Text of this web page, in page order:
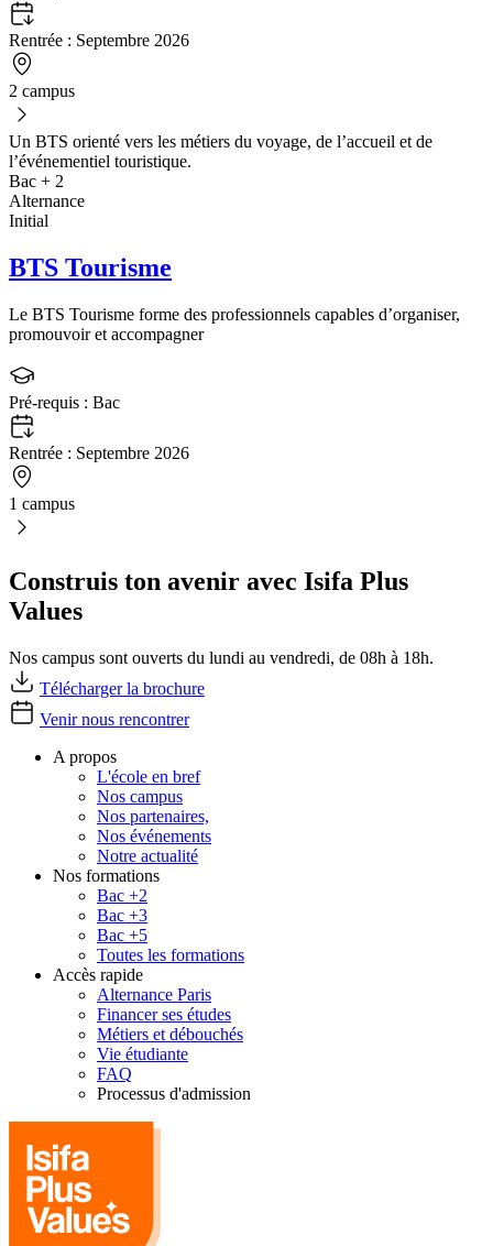
Rentrée : Septembre 2026
2 campus
Un BTS orienté vers les métiers du voyage, de l’accueil et de
l’événementiel touristique.
Bac + 2
Alternance
Initial
BTS Tourisme
Le BTS Tourisme forme des professionnels capables d’organiser,
promouvoir et accompagner
Pré-requis : Bac
Rentrée : Septembre 2026
1 campus
Construis ton avenir avec Isifa Plus
Values
Nos campus sont ouverts du lundi au vendredi, de 08h à 18h.
Télécharger la brochure
Venir nous rencontrer
A propos
L'école en bref
Nos campus
Nos partenaires,
Nos événements
Notre actualité
Nos formations
Bac +2
Bac +3
Bac +5
Toutes les formations
Accès rapide
Alternance Paris
Financer ses études
Métiers et débouchés
Vie étudiante
FAQ
Processus d'admission